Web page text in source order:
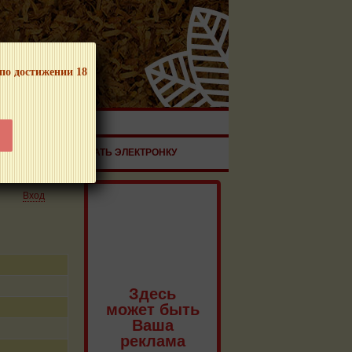
достижении 18
ПРОДУКЦИИ!
ЗАКАЗАТЬ ЭЛЕКТРОНКУ
Вход
Здесь
может быть
Ваша
реклама